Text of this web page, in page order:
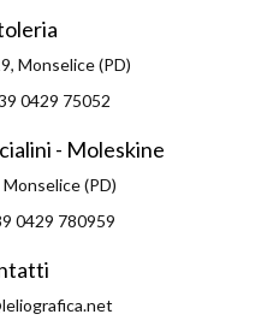
Monselice (PD)
0429 75052
- Moleskine
Monselice (PD)
0429 780959